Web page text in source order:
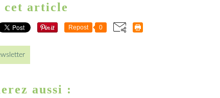
cet article
Repost 0
aussi :